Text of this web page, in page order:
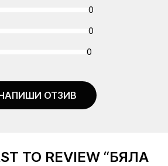
0
0
0
ОТЗИВ
TO REVIEW “БЯЛА